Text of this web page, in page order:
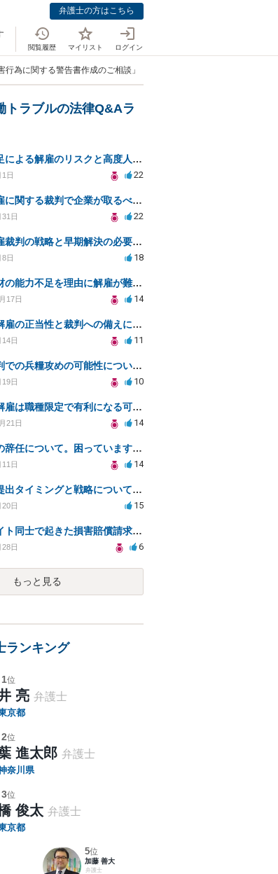
弁護士の方はこちら
閲覧履歴 マイリスト ログイン
為に関する警告書作成のご相談」
トラブルの法律Q&Aラ
能力不足による解雇のリスクと高度人材採用の注意点とは？
日 22
不当解雇に関する裁判で企業が取るべき対応とは？
日 22
不当解雇裁判の戦略と早期解決の必要性についての相談
日 18
高度人材の能力不足を理由に解雇が難しいのはなぜ？
17日 14
正社員解雇の正当性と裁判への備えについての相談
日 11
解雇裁判での兵糧攻めの可能性についての相談
日 10
社員の解雇は職種限定で有利になる可能性はありますか？
21日 14
取締役の辞任について。困っています。法律的に問題（リスク）がない辞任の仕方を教えてください。
日 14
証拠の提出タイミングと戦略についてのご相談
日 15
アルバイト同士で起きた損害賠償請求に関する相談
日 6
もっと見る
ランキング
1位
亮 弁護士
京都
2位
進太郎 弁護士
奈川県
3位
俊太 弁護士
京都
5位
加藤 善大
弁護士